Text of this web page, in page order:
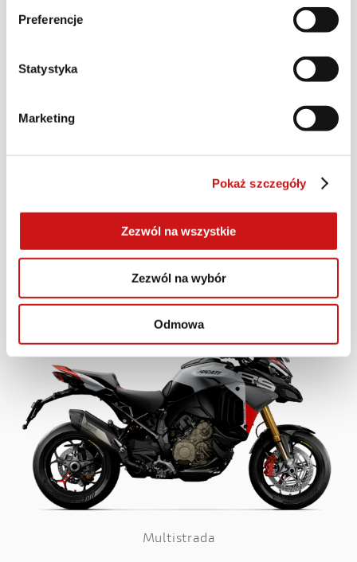
Preferencje
Statystyka
Marketing
Pokaż szczegóły
Zezwól na wszystkie
Zezwól na wybór
Odmowa
Multistrada